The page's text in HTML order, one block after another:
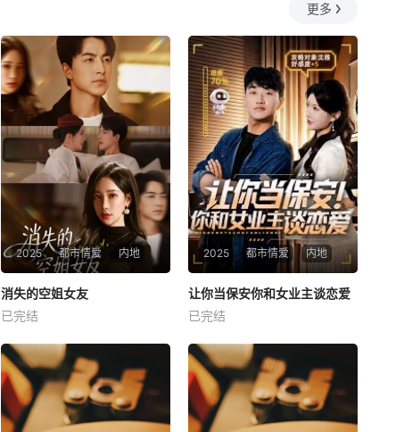
更多
2025 都市情爱 内地
消失的空姐女友
未知
消失的空姐女友
已完结
2025 都市情爱 内地
未知
让你当保安你和女业主谈恋爱
已完结